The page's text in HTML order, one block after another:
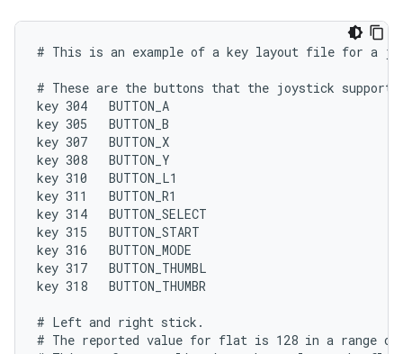
# This is an example of a key layout file for a
# These are the buttons that the joystick
key 304   BUTTON_A
key 305   BUTTON_B
key 307   BUTTON_X
key 308   BUTTON_Y
key 310   BUTTON_L1
key 311   BUTTON_R1
key 314   BUTTON_SELECT
key 315   BUTTON_START
key 316   BUTTON_MODE
key 317   BUTTON_THUMBL
key 318   BUTTON_THUMBR
# Left and right stick.
# The reported value for flat is 128 in a range of